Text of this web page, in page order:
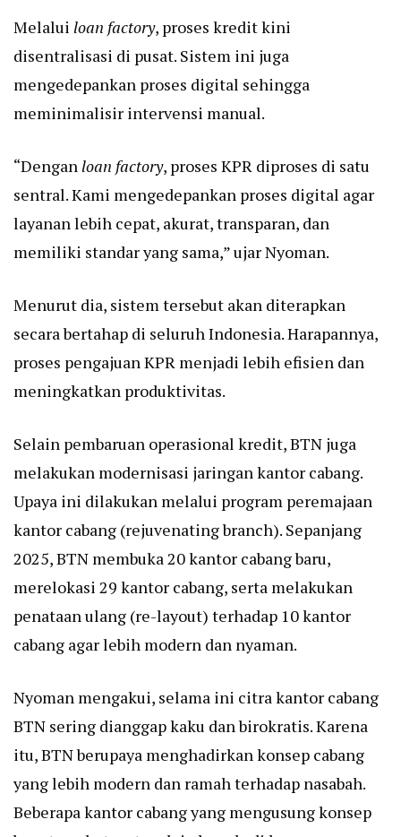
Melalui loan factory, proses kredit kini
disentralisasi di pusat. Sistem ini juga
mengedepankan proses digital sehingga
meminimalisir intervensi manual.
“Dengan loan factory, proses KPR diproses di satu
sentral. Kami mengedepankan proses digital agar
layanan lebih cepat, akurat, transparan, dan
memiliki standar yang sama,” ujar Nyoman.
Menurut dia, sistem tersebut akan diterapkan
secara bertahap di seluruh Indonesia. Harapannya,
proses pengajuan KPR menjadi lebih efisien dan
meningkatkan produktivitas.
Selain pembaruan operasional kredit, BTN juga
melakukan modernisasi jaringan kantor cabang.
Upaya ini dilakukan melalui program peremajaan
kantor cabang (rejuvenating branch). Sepanjang
2025, BTN membuka 20 kantor cabang baru,
merelokasi 29 kantor cabang, serta melakukan
penataan ulang (re-layout) terhadap 10 kantor
cabang agar lebih modern dan nyaman.
Nyoman mengakui, selama ini citra kantor cabang
BTN sering dianggap kaku dan birokratis. Karena
itu, BTN berupaya menghadirkan konsep cabang
yang lebih modern dan ramah terhadap nasabah.
Beberapa kantor cabang yang mengusung konsep